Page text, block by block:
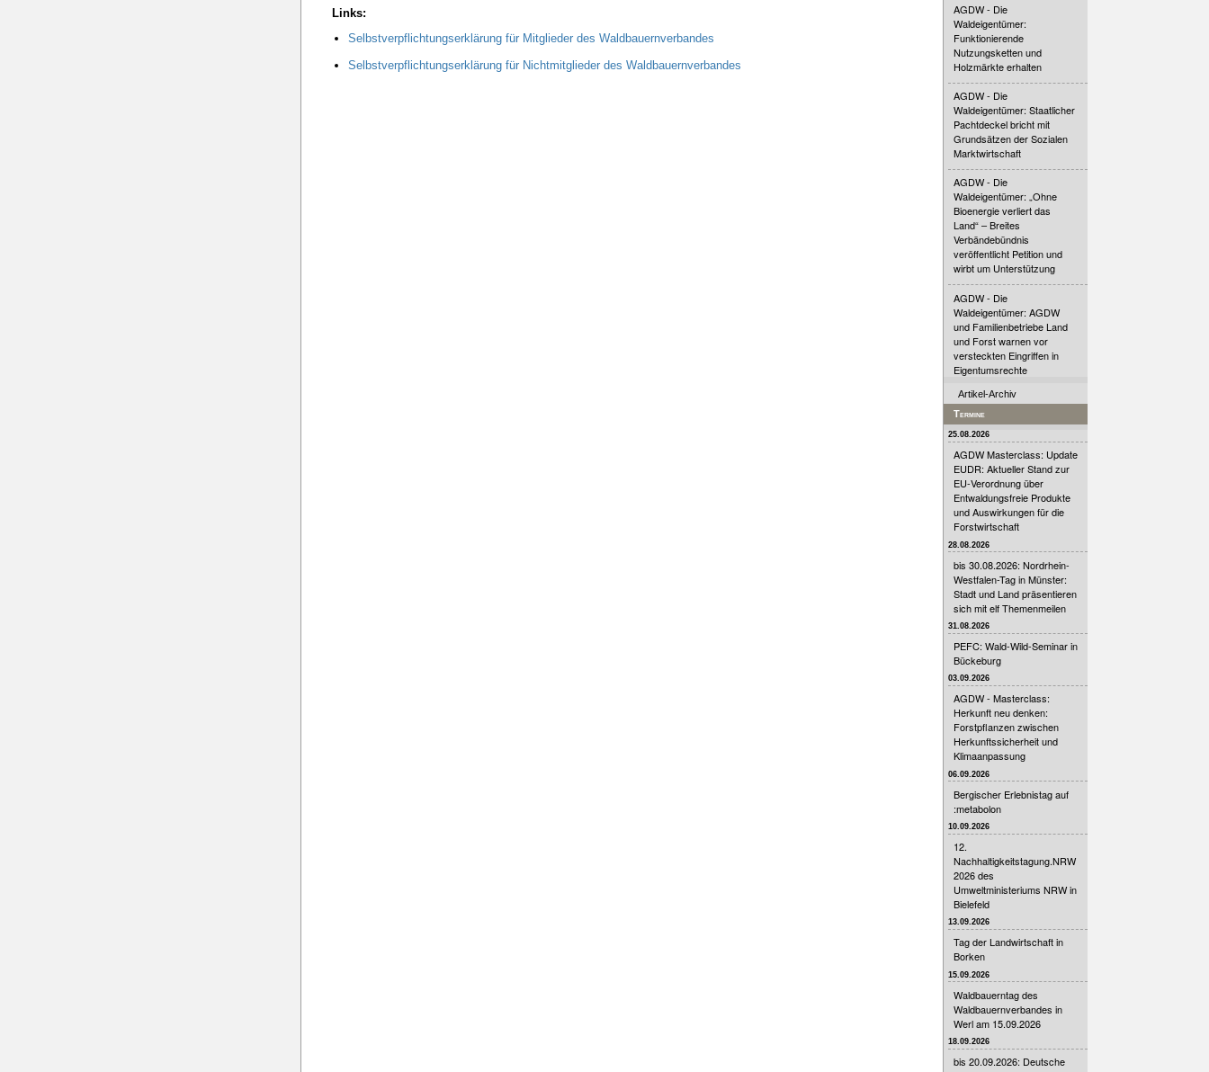
Links:
Selbstverpflichtungserklärung für Mitglieder des Waldbauernverbandes
Selbstverpflichtungserklärung für Nichtmitglieder des Waldbauernverbandes
AGDW - Die
Waldeigentümer:
Funktionierende
Nutzungsketten und
Holzmärkte erhalten
AGDW - Die
Waldeigentümer: Staatlicher
Pachtdeckel bricht mit
Grundsätzen der Sozialen
Marktwirtschaft
AGDW - Die
Waldeigentümer: „Ohne
Bioenergie verliert das
Land“ – Breites
Verbändebündnis
veröffentlicht Petition und
wirbt um Unterstützung
AGDW - Die
Waldeigentümer: AGDW
und Familienbetriebe Land
und Forst warnen vor
versteckten Eingriffen in
Eigentumsrechte
Artikel-Archiv
Termine
25.08.2026
AGDW Masterclass: Update
EUDR: Aktueller Stand zur
EU-Verordnung über
Entwaldungsfreie Produkte
und Auswirkungen für die
Forstwirtschaft
28.08.2026
bis 30.08.2026: Nordrhein-
Westfalen-Tag in Münster:
Stadt und Land präsentieren
sich mit elf Themenmeilen
31.08.2026
PEFC: Wald-Wild-Seminar in
Bückeburg
03.09.2026
AGDW - Masterclass:
Herkunft neu denken:
Forstpflanzen zwischen
Herkunftssicherheit und
Klimaanpassung
06.09.2026
Bergischer Erlebnistag auf
:metabolon
10.09.2026
12.
Nachhaltigkeitstagung.NRW
2026 des
Umweltministeriums NRW in
Bielefeld
13.09.2026
Tag der Landwirtschaft in
Borken
15.09.2026
Waldbauerntag des
Waldbauernverbandes in
Werl am 15.09.2026
18.09.2026
bis 20.09.2026: Deutsche